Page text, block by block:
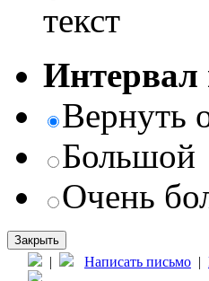
текст
Интервал
Вернуть
Большой
Очень
Закрыть
| Написать письмо |